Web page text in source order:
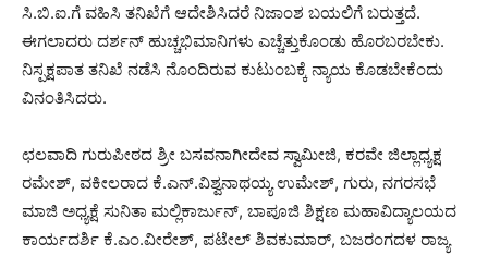
ಸಿ.ಬಿ.ಐ.ಗೆ ವಹಿಸಿ ತನಿಖೆಗೆ ಆದೇಶಿಸಿದರೆ ನಿಜಾಂಶ ಬಯಲಿಗೆ ಬರುತ್ತದೆ.
ಈಗಲಾದರು ದರ್ಶನ್ ಹುಚ್ಚಭಿಮಾನಿಗಳು ಎಚ್ಚೆತ್ತುಕೊಂಡು ಹೊರಬರಬೇಕು.
ನಿಸ್ಪಕ್ಷಪಾತ ತನಿಖೆ ನಡೆಸಿ ನೊಂದಿರುವ ಕುಟುಂಬಕ್ಕೆ ನ್ಯಾಯ ಕೊಡಬೇಕೆಂದು
ವಿನಂತಿಸಿದರು.
ಛಲವಾದಿ ಗುರುಪೀಠದ ಶ್ರೀ ಬಸವನಾಗೀದೇವ ಸ್ವಾಮೀಜಿ, ಕರವೇ ಜಿಲ್ಲಾಧ್ಯಕ್ಷ
ರಮೇಶ್, ವಕೀಲರಾದ ಕೆ.ಎನ್.ವಿಶ್ವನಾಥಯ್ಯ ಉಮೇಶ್, ಗುರು, ನಗರಸಭೆ
ಮಾಜಿ ಅಧ್ಯಕ್ಷೆ ಸುನಿತಾ ಮಲ್ಲಿಕಾರ್ಜುನ್, ಬಾಪೂಜಿ ಶಿಕ್ಷಣ ಮಹಾವಿದ್ಯಾಲಯದ
ಕಾರ್ಯದರ್ಶಿ ಕೆ.ಎಂ.ವೀರೇಶ್, ಪಟೇಲ್ ಶಿವಕುಮಾರ್, ಬಜರಂಗದಳ ರಾಜ್ಯ